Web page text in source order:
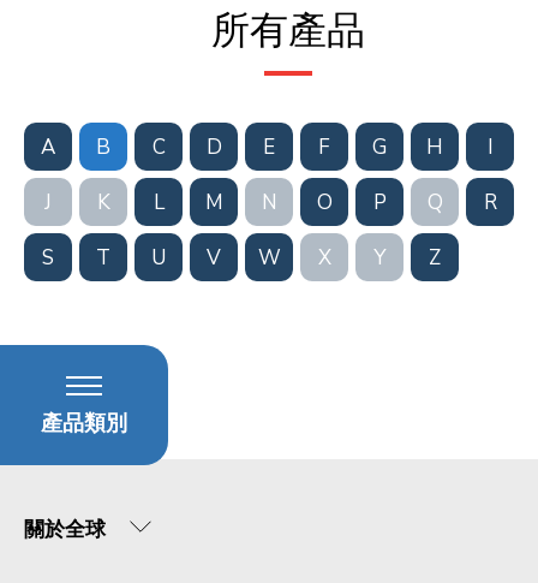
所有產品
A B C D E F G H
I
J
K L M N O P Q
R
S
T U V W X Y Z
產品類別
關於全球